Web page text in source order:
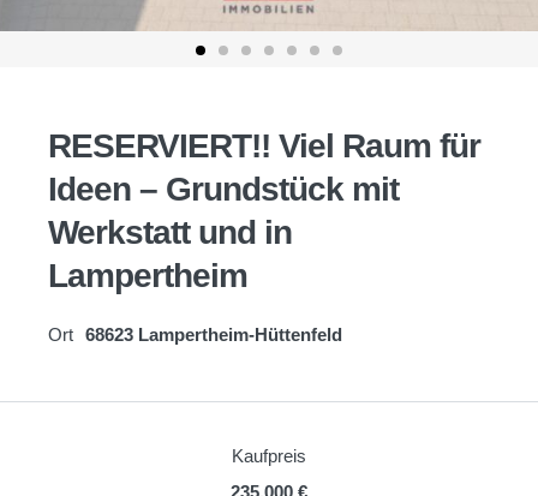
RESERVIERT!! Viel Raum für
Ideen – Grundstück mit
Werkstatt und in
Lampertheim
Ort 68623 Lampertheim-Hüttenfeld
Kaufpreis